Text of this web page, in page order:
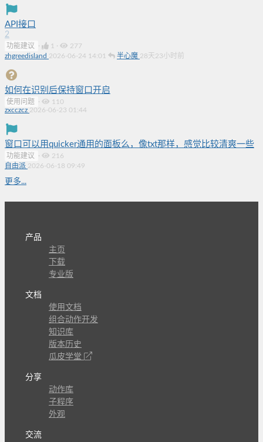
API接口
2
功能建议 · 1 ·
277
zhgreedisland 2026-06-24 14:01 半心魔 28天23小时前
如何在识别后保持窗口开启
使用问题 ·
110
zxcczcz 2026-06-23 01:44
窗口可以用quicker通用的面板么，像txt那样，感觉比较清爽一些
功能建议 ·
216
自由派 2026-06-18 09:49
更多...
产品
主页
下载
专业版
文档
使用文档
组合动作开发
知识库
版本历史
瓜皮学堂
分享
动作库
子程序
外观
交流